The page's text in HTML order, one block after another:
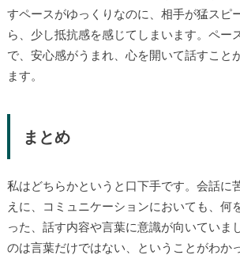
すペースがゆっくりなのに、相手が猛スピ
ら、少し抵抗感を感じてしまいます。ペー
で、安心感がうまれ、心を開いて話すこと
ます。
まとめ
私はどちらかというと口下手です。会話に
えに、コミュニケーションにおいても、何
った、話す内容や言葉に意識が向いていま
のは言葉だけではない、ということがわか